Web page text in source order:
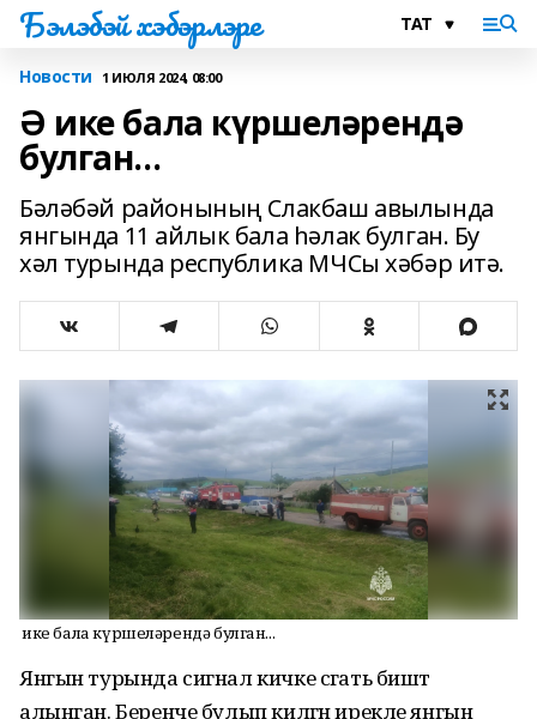
Бэлэбэй хэбэрлэре
Новости 1 ИЮЛЯ 2024, 08:00
Ә ике бала күршеләрендә
булган...
Бәләбәй районының Слакбаш авылында
янгында 11 айлык бала һәлак булган. Бу
хәл турында республика МЧСы хәбәр итә.
Ә ике бала күршеләрендә булган...
Янгын турында сигнал кичке сәгать биштә
алынган. Беренче булып килгән ирекле янгын